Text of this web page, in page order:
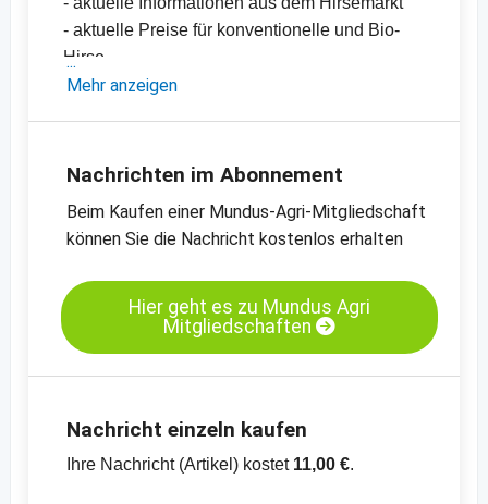
- aktuelle Preise für konventionelle und Bio-
Hirse
- EU-Importe 2023/24 vs. 2024/25
Mehr anzeigen
Nachrichten im Abonnement
Beim Kaufen einer Mundus-Agri-Mitgliedschaft
können Sie die Nachricht kostenlos erhalten
Hier geht es zu Mundus Agri
Mitgliedschaften
Nachricht einzeln kaufen
Ihre Nachricht (Artikel) kostet 11,00 €.